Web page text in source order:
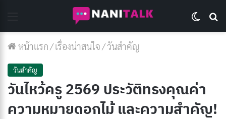
หน้าแรก/เรื่องน่าสนใจ/วันสำคัญ
วันสำคัญ
วันไหว้ครู 2569 ประวัติทรงคุณค่า
ความหมายดอกไม้ และความสำคัญ!